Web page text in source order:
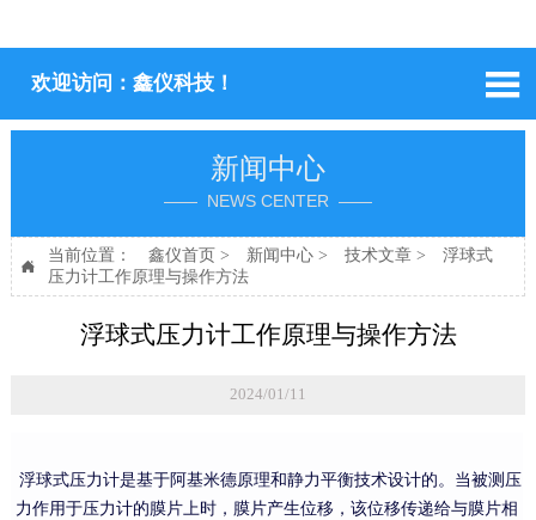
欢迎访问：鑫仪科技！ 
新闻中心
—— NEWS CENTER ——

当前位置： 鑫仪首页 > 新闻中心> 技术文章>
浮球式
压力计工作原理与操作方法
浮球式压力计工作原理与操作方法
2024/01/11
浮球式压力计是基于阿基米德原理和静力平衡技术设计的。当被测压
力作用于压力计的膜片上时，膜片产生位移，该位移传递给与膜片相